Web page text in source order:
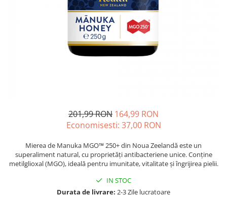
Colesterol & tensiune
Balsam buze
Îngrijirea Corpului
Ginkgo biloba
Ginseng
201,99 RON 164,99 RON
Economisesti: 37,00 RON
Mierea de Manuka MGO™ 250+ din Noua Zeelandă este un
superaliment natural, cu proprietăți antibacteriene unice. Conține
metilglioxal (MGO), ideală pentru imunitate, vitalitate și îngrijirea pielii.
IN STOC
Durata de livrare: 2-3 Zile lucratoare